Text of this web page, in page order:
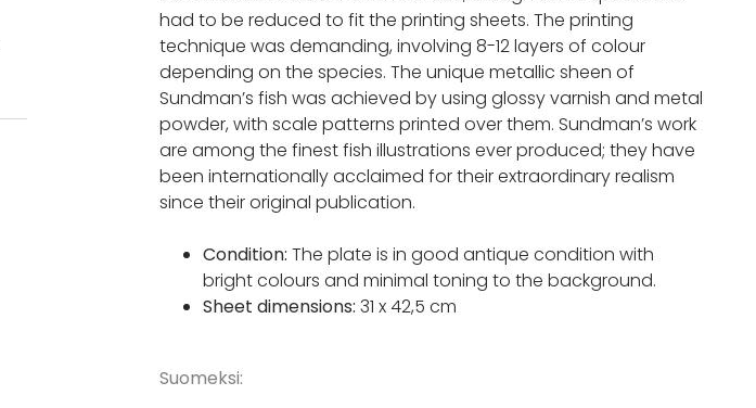
had to be reduced to fit the printing sheets. The printing
technique was demanding, involving 8-12 layers of colour
depending on the species. The unique metallic sheen of
Sundman’s fish was achieved by using glossy varnish and metal
powder, with scale patterns printed over them. Sundman’s work
are among the finest fish illustrations ever produced; they have
been internationally acclaimed for their extraordinary realism
since their original publication.
Condition: The plate is in good antique condition with
bright colours and minimal toning to the background.
Sheet dimensions: 31 x 42,5 cm
Suomeksi: